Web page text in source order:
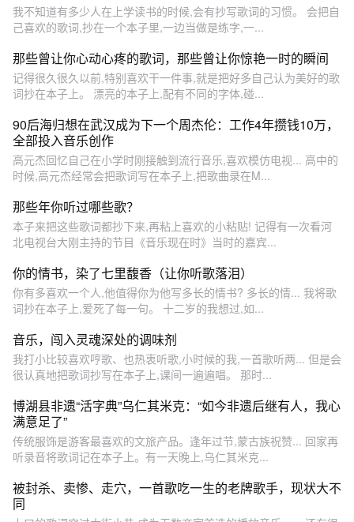
我不知道有多少人在上学读书的时候,会有抄写歌词的习惯。 会把自
己喜欢的歌词,抄在一个本子里,一边当做是练字,一...
那些曾让你心动心疼的歌词，那些曾让你惊艳一时的瞬间
记得很久很久以前,特别喜欢干一件事,就是把好多自己认为美好的歌
词抄在本子上。 漂亮的本子上,配有不同的字体,碰...
90后海归想在武汉成为下一个周杰伦：工作4年攒钱10万，
全部投入音乐创作
高元杰回忆自己在小学时刚接触到流行音乐,喜欢模仿电视... 高中的
时候,高元杰经常会把歌词写在本子上,把歌曲录在M...
那些年你听过哪些歌？
本子来把这些歌词都抄下来,再粘上喜欢的小粘贴! 记得有一次看河
北电视台大刚主持的节目《音乐现在时》当时的嘉宾...
你的情书，染了七里馥香（让你听歌落泪）
你有多喜欢一个人,他值得你为他写多长的情书? 多长的情... 我将歌
词抄在本子上,爱死了每一句。 十二岁的我想过,如...
音乐，闯入灵魂深处的调味剂
我打小比较喜欢哼歌、也热衷听歌,小时候的我,一首歌听两... 但是会
很认真地把歌词抄写在本子上,课间一遍遍唱。 那时...
博湖县非遗“活字典”乌仁其米克：“如今非遗后继有人，我心
满意足了”
传统服饰是游客最喜欢的文旅产品。逢年过节,蒙古族祝赞... 回家再
听录音将歌词记在本子上。有一天晚上,乌仁其米克...
被封杀、卖惨、走穴，一首歌吃一生的老牌歌手，现状大不
同